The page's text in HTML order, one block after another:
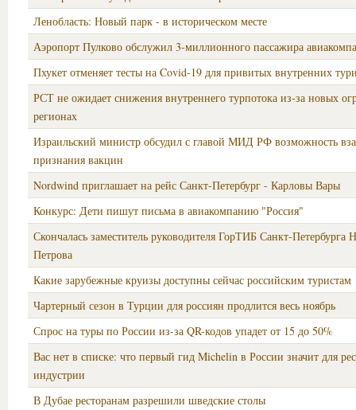
Ленобласть: Новый парк - в историческом месте
Аэропорт Пулково обслужил 3-миллионного пассажира
Пхукет отменяет тесты на Covid-19 для привитых внутренних
РСТ не ожидает снижения внутреннего турпотока из-за новых
регионах
Израильский министр обсудил с главой МИД РФ возможность
признания вакцин
Nordwind приглашает на рейс Санкт-Петербург - Карловы Вары
Конкурс: Дети пишут письма в авиакомпанию "Россия"
Скончалась заместитель руководителя ГорТИБ Санкт‑Петербурга
Петрова
Какие зарубежные круизы доступны сейчас российским туристам
Чартерный сезон в Турции для россиян продлится весь ноябрь
Спрос на туры по России из-за QR-кодов упадет от 15 до 50%
Вас нет в списке: что первый гид Michelin в России значит для
индустрии
В Дубае ресторанам разрешили шведские столы